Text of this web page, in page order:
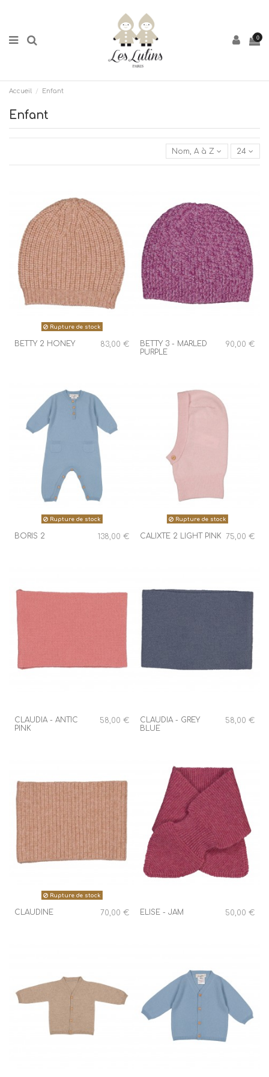
0
Accueil Enfant
Enfant
Nom, A à Z 24
Rupture de stock
BETTY 2 HONEY 83,00 €
BETTY 3 - MARLED
PURPLE
90,00 €
Rupture de stock
BORIS 2 138,00 €
Rupture de stock
CALIXTE 2 LIGHT PINK 75,00 €
CLAUDIA - ANTIC
PINK
58,00 €
CLAUDIA - GREY
BLUE
58,00 €
Rupture de stock
CLAUDINE 70,00 € ELISE - JAM 50,00 €